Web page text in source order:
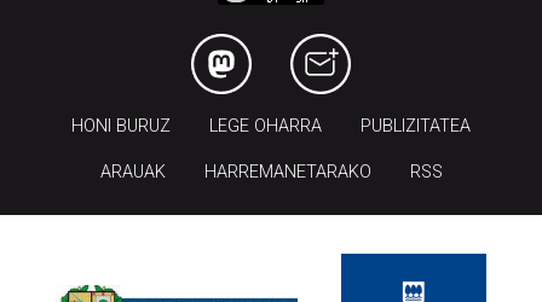
HONI BURUZ LEGE OHARRA PUBLIZITATEA
ARAUAK HARREMANETARAKO RSS